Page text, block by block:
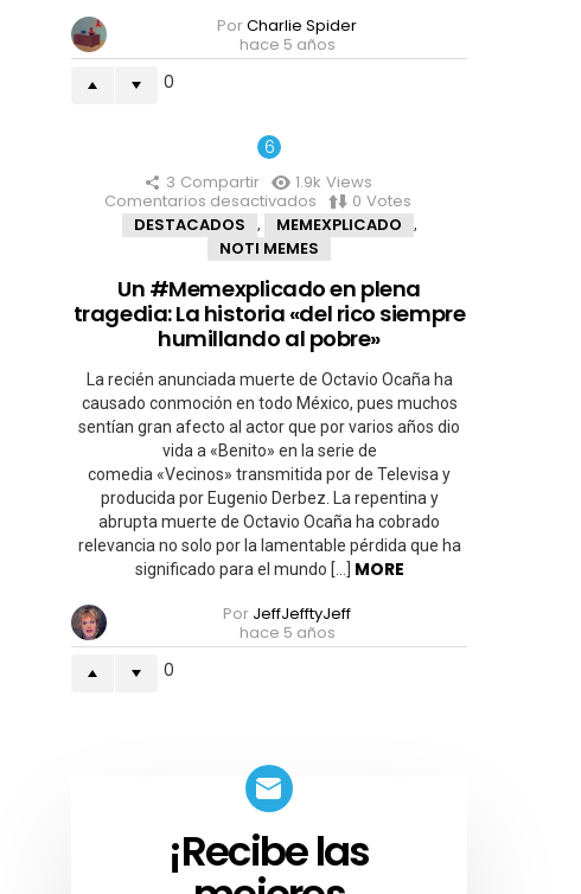
19
por
este
PorCharlie Spider
hace 5 años
0
3 Compartir 1.9k Views
Comentarios desactivados en
Un
#Memexplicado
en
tragedia:
La
historia
«del
rico
siempre
humillando
al
pobre»
0 Votes
DESTACADOS
, MEMEXPLICADO ,
NOTI MEMES
Un #Memexplicado en plena
tragedia: La historia «del rico siempre
humillando al pobre»
La recién anunciada muerte de Octavio Ocaña ha
causado conmoción en todo México, pues muchos
sentían gran afecto al actor que por varios años dio
vida a «Benito» en la serie de
comedia «Vecinos» transmitida por de Televisa y
producida por Eugenio Derbez. La repentina y
abrupta muerte de Octavio Ocaña ha cobrado
relevancia no solo por la lamentable pérdida que ha
significado para el mundo […] MORE
Por JeffJefftyJeff
hace 5 años
0
SUSCRIBETE!
¡Recibe las